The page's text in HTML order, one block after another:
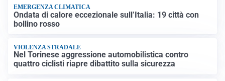
EMERGENZA CLIMATICA
Ondata di calore eccezionale sull’Italia: 19 città con
bollino rosso
VIOLENZA STRADALE
Nel Torinese aggressione automobilistica contro
quattro ciclisti riapre dibattito sulla sicurezza